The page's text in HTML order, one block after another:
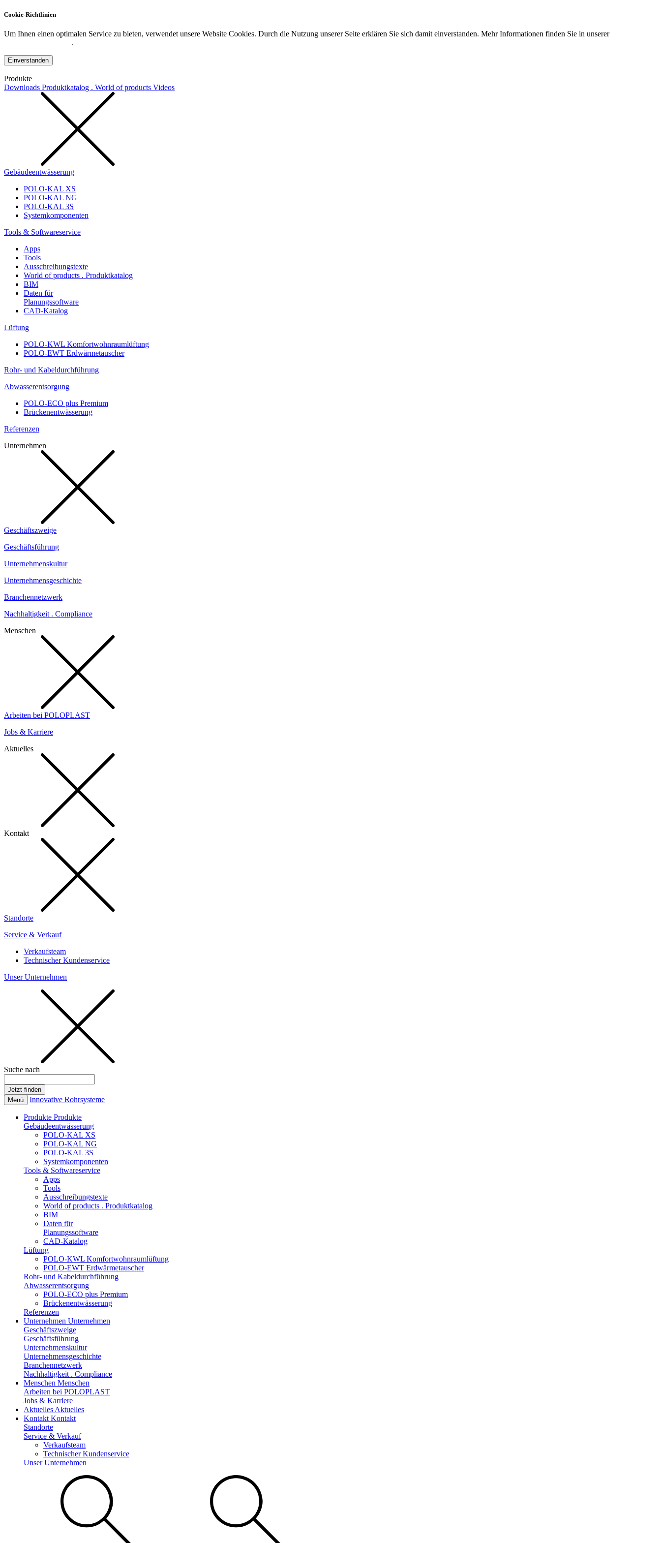
Cookie-Richtlinien
Um Ihnen einen optimalen Service zu bieten, verwendet unsere Website Cookies. Durch die Nutzung unserer Seite erklären Sie sich damit einverstanden. Mehr Informationen finden Sie in unserer
.
Einverstanden
Produkte
Downloads Produktkatalog . World of products Videos
Gebäudeentwässerung
POLO-KAL XS
POLO-KAL NG
POLO-KAL 3S
Systemkomponenten
Tools & Softwareservice
Apps
Tools
Ausschreibungstexte
World of products . Produktkatalog
BIM
Daten für
Planungssoftware
CAD-Katalog
Lüftung
POLO-KWL Komfortwohnraumlüftung
POLO-EWT Erdwärmetauscher
Rohr- und Kabeldurchführung
Abwasserentsorgung
POLO-ECO plus Premium
Brückenentwässerung
Referenzen
Unternehmen
Geschäftszweige
Geschäftsführung
Unternehmenskultur
Unternehmensgeschichte
Branchennetzwerk
Nachhaltigkeit . Compliance
Menschen
Arbeiten bei POLOPLAST
Jobs & Karriere
Aktuelles
Kontakt
Standorte
Service & Verkauf
Verkaufsteam
Technischer Kundenservice
Unser Unternehmen
Suche nach
Menü Innovative Rohrsysteme
Produkte Produkte
Gebäudeentwässerung
POLO-KAL XS
POLO-KAL NG
POLO-KAL 3S
Systemkomponenten
Tools & Softwareservice
Apps
Tools
Ausschreibungstexte
World of products . Produktkatalog
BIM
Daten für
Planungssoftware
CAD-Katalog
Lüftung
POLO-KWL Komfortwohnraumlüftung
POLO-EWT Erdwärmetauscher
Rohr- und Kabeldurchführung
Abwasserentsorgung
POLO-ECO plus Premium
Brückenentwässerung
Referenzen
Unternehmen Unternehmen
Geschäftszweige
Geschäftsführung
Unternehmenskultur
Unternehmensgeschichte
Branchennetzwerk
Nachhaltigkeit . Compliance
Menschen Menschen
Arbeiten bei POLOPLAST
Jobs & Karriere
Aktuelles Aktuelles
Kontakt Kontakt
Standorte
Service & Verkauf
Verkaufsteam
Technischer Kundenservice
Unser Unternehmen